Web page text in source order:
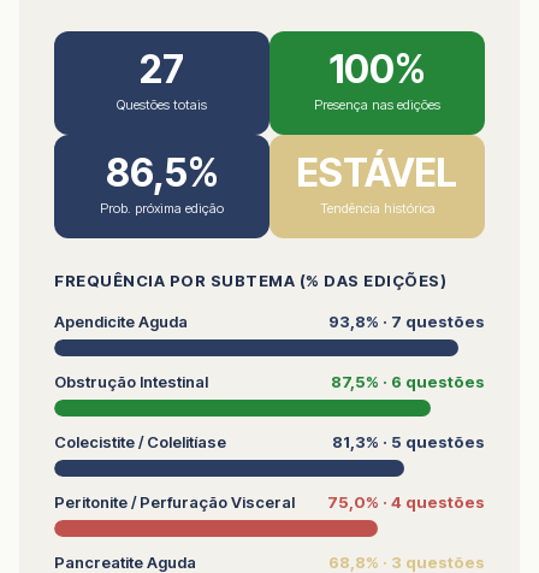
27
Questões totais
100%
Presença nas edições
86,5%
Prob. próxima edição
ESTÁVEL
Tendência histórica
FREQUÊNCIA POR SUBTEMA (% DAS EDIÇÕES)
Apendicite Aguda 93,8% · 7 questões
Obstrução Intestinal 87,5% · 6 questões
Colecistite / Colelitíase 81,3% · 5 questões
Peritonite / Perfuração Visceral 75,0% · 4 questões
Pancreatite Aguda 68,8% · 3 questões